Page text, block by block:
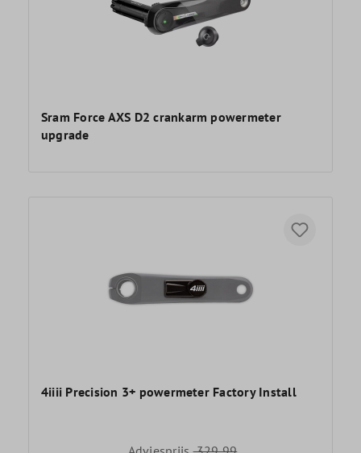
Sram Force AXS D2 crankarm powermeter
upgrade
4iiii Precision 3+ powermeter Factory Install